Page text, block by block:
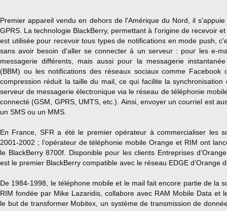
Premier appareil vendu en dehors de l'Amérique du Nord, il
GPRS. La technologie BlackBerry, permettant à l'origine de recevoir
est utilisée pour recevoir tous types de notifications en mode push,
sans avoir besoin d'aller se connecter à un serveur : pour les e-
messagerie différents, mais aussi pour la messagerie
(BBM) ou les notifications des réseaux sociaux comme Facebook
compression réduit la taille du mail, ce qui facilite la synchronisation
serveur de messagerie électronique via le réseau de téléphonie
connecté (GSM, GPRS, UMTS, etc.). Ainsi, envoyer un courriel est
un SMS ou un MMS.
En France, SFR a été le premier opérateur à commercialiser les
2001-2002 ; l’opérateur de téléphonie mobile Orange et RIM ont
le BlackBerry 8700f. Disponible pour les clients Entreprises
est le premier BlackBerry compatible avec le réseau EDGE d’Orange
De 1984-1998, le téléphone mobile et le mail fait encore partie de la
RIM fondée par Mike Lazaridis, collabore avec RAM Mobile Data et
le but de transformer Mobitex, un système de transmission de